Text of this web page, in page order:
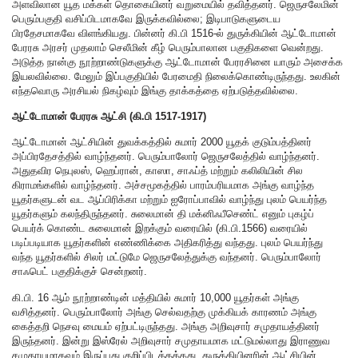
அளவிலான யூத மக்கள் தொகையினர் வறுமையில் தவித்தனர். ஜெருசலேமின்
பெரும்பகுதி வசிப்பிடமாகவே இருக்கவில்லை; இடிபாடுகளுடைய
பிரதேசமாகவே விளங்கியது. பின்னர் கி.பி 1516-ல் துருக்கியின் ஆட்டோமான்
பேரரசு அரசர் முதலாம் செலீமின் கீழ் பெரும்பாலான பகுதிகளை வென்றது.
அடுத்த நான்கு நூற்றாண்டுகளுக்கு ஆட்டோமான் பேரரசினை யாரும் அசைக்க
இயலவில்லை. மேலும் இப்பகுதியில் பேரமைதி நிலைக்கொண்டிருந்தது. உலகின்
எந்தவொரு அரசியல் நிகழ்வும் இங்கு தாக்கத்தை ஏற்படுத்தவில்லை.
ஆட்டோமான் பேரரசு ஆட்சி (கி.பி 1517-1917)
ஆட்டோமான் ஆட்சியின் துவக்கத்தில் சுமார் 2000 யூதக் குடும்பத்தினர்
அப்பிரதேசத்தில் வாழ்ந்தனர். பெரும்பாலோர் ஜெருசலேத்தில் வாழ்ந்தனர்.
அதுதவிர நெபுலஸ், ஹெப்ரான், காஸா, சாஃப்த் மற்றும் கலிலியின் சில
கிராமங்களில் வாழ்ந்தனர். அச்சமூகத்தில் பாரம்பரியமாக அங்கு வாழ்ந்த
யூதர்களுடன் வட ஆப்பிரிக்கா மற்றும் ஐரோப்பாவில் வாழ்ந்து புலம் பெயர்ந்த
யூதர்களும் கலந்திருந்தனர். சுலைமான் தி மக்னிஃபீசெண்ட் எனும் புகழ்ப்
பெயர்க் கொண்ட சுலைமான் இறக்கும் வரையில் (கி.பி.1566) வரையில்
படிப்படியாக யூதர்களின் எண்ணிக்கை அதிகரித்து வந்தது. புலம் பெயர்ந்து
வந்த யூதர்களில் சிலர் மட்டுமே ஜெருசலேத்துக்கு வந்தனர். பெரும்பாலோர்
சாஃபெட் பகுதிக்குச் சென்றனர்.
கி.பி. 16 ஆம் நூற்றாண்டின் மத்தியில் சுமார் 10,000 யூதர்கள் அங்கு
வசித்தனர். பெரும்பாலோர் அங்கு செல்வதற்கு முக்கியக் காரணம் அங்கு
கைத்தறி நெசவு மையம் ஏற்பட்டிருந்தது. அங்கு அறிவுசார் சமுதாயத்தினர்
இருந்தனர். இன்று இஸ்ரேல் அறிவுசார் சமுதாயமாக மட்டுமல்லாது இராணுவ
சமுதாயமாகவும் இருப்பது குறிப்பிடத்தக்கது. துருக்கியினரின் ஆட்சியின்